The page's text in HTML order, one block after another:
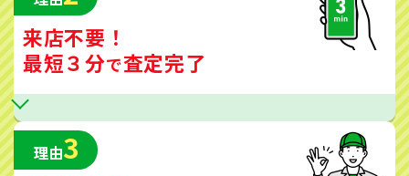
来店不要！
最短３分で査定完了
理由3